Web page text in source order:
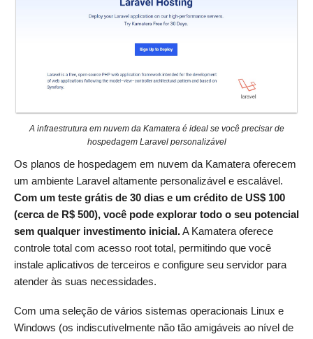
A infraestrutura em nuvem da Kamatera é ideal se você precisar de
hospedagem Laravel personalizável
Os planos de hospedagem em nuvem da Kamatera oferecem
um ambiente Laravel altamente personalizável e escalável.
Com um teste grátis de 30 dias e um crédito de US$ 100
(cerca de R$ 500), você pode explorar todo o seu potencial
sem qualquer investimento inicial.A Kamatera oferece
controle total com acesso root total, permitindo que você
instale aplicativos de terceiros e configure seu servidor para
atender às suas necessidades.
Com uma seleção de vários sistemas operacionais Linux e
Windows (os indiscutivelmente não tão amigáveis ao nível de